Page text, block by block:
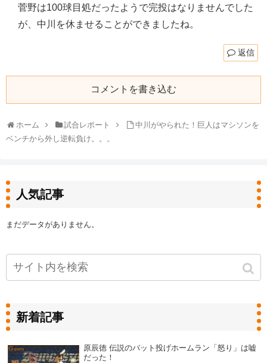
菅野は100球目処だったようで完投はなりませんでした
が、中川を休ませることができましたね。
返信
コメントを書き込む
ホーム 試合レポート
中川がやられた！巨人はマシソンを
ベンチから外し逆転負け。。。
人気記事
まだデータがありません。
新着記事
原辰徳 伝説のバット投げホームラン「怒り」は嘘
だった！